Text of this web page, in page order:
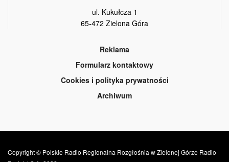
ul. Kukułcza 1
65-472 Zielona Góra
Reklama
Formularz kontaktowy
Cookies i polityka prywatności
Archiwum
Copyright © Polskie Radio Regionalna Rozgłośnia w Zielonej Górze Radio